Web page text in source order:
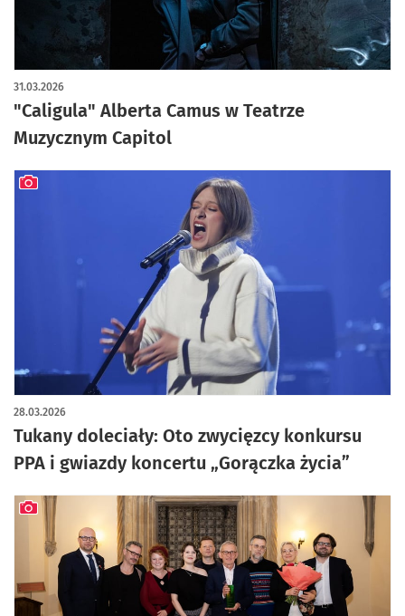
"Caligula" Alberta Camus w Teatrze
Muzycznym Capitol
31.03.2026
Tukany doleciały: Oto zwycięzcy konkursu
PPA i gwiazdy koncertu „Gorączka życia”
28.03.2026
artykuł z galerią zdjęć